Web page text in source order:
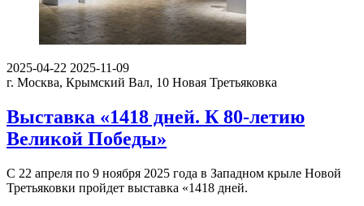
2025-04-22 2025-11-09
г. Москва, Крымский Вал, 10 Новая Третьяковка
Выставка «1418 дней. К 80-летию
Великой Победы»
С 22 апреля по 9 ноября 2025 года в Западном крыле Новой
Третьяковки пройдет выставка «1418 дней.